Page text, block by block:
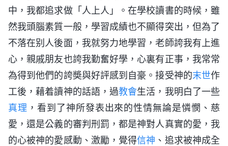
中，我都追求做「人上人」。在學校讀書的時候，雖
然我頭腦素質一般，學習成績也不顯得突出，但為了
不落在别人後面，我就努力地學習，老師誇我有上進
心，親戚朋友也誇我勤奮好學，心裏有正事，我常常
為得到他們的誇奬與好評感到自豪。接受神的末世作
工後，藉着讀神的話語，過教會生活，我明白了一些
真理 ，看到了神所發表出來的性情無論是憐憫、慈
愛，還是公義的審判刑罰，都是神對人真實的愛，我
的心被神的愛感動、激勵，覺得信神 、追求被神成全